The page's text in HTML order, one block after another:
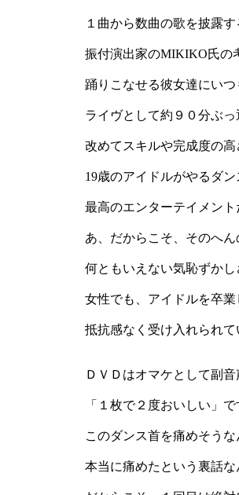
１曲から数曲の歌を披露す
振付演出家のMIKIKO氏の
踊りこなせる彼女達にい
ライヴとして約９０分ぶ
改めてスキルや完成度の
19歳のアイドルがやるダ
最高のエンターテイメント
あ、だからこそ、そのへ
何ともいえない気恥ずか
女性でも、アイドルを卒
抵抗感なく受け入れられ
ＤＶＤはオマケとして副
「１枚で２度おいしい」で
このダンス首を痛めそう
本当に痛めたという裏話な